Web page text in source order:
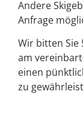
Andere
Anfrage
Wir bitten Sie
am
einen
zu